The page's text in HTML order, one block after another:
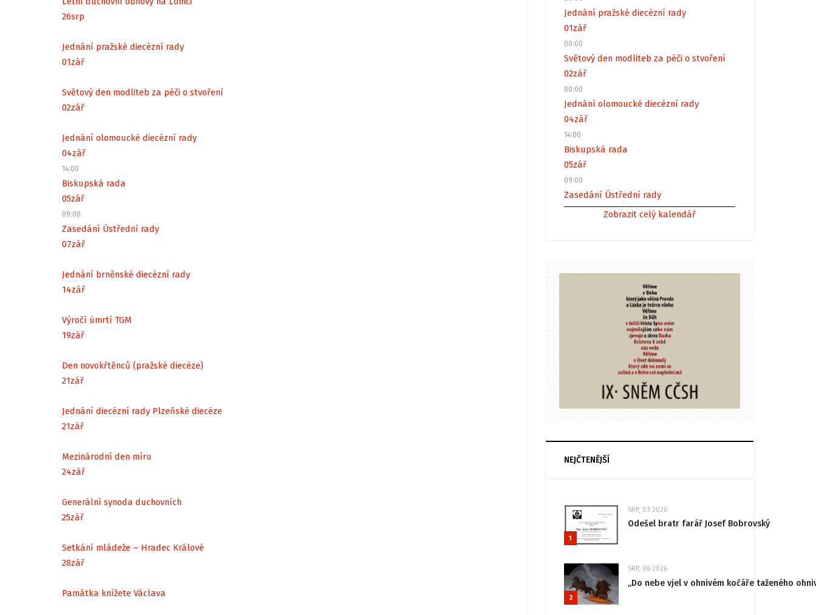
26srp
Jednání pražské diecézní rady
01zář
Světový den modliteb za péči o stvoření
02zář
Jednání olomoucké diecézní rady
04zář
14:00
Biskupská rada
05zář
09:00
Zasedání Ústřední rady
07zář
Jednání brněnské diecézní rady
14zář
Výročí úmrtí TGM
19zář
Den novokřtěnců (pražské diecéze)
21zář
Jednání diecézní rady Plzeňské diecéze
21zář
Mezinárodní den míru
24zář
Generální synoda duchovních
25zář
Setkání mládeže – Hradec Králové
28zář
Památka knížete Václava
Jednání pražské diecézní rady
01zář
00:00
Světový den modliteb za péči o stvoření
02zář
00:00
Jednání olomoucké diecézní rady
04zář
14:00
Biskupská rada
05zář
09:00
Zasedání Ústřední rady
Zobrazit celý kalendář
NEJČTENĚJŠÍ
1
SRP, 03 2026
Odešel bratr farář Josef Bobrovský
2
SRP, 06 2026
„Do nebe vjel v ohnivém kočáře taženého